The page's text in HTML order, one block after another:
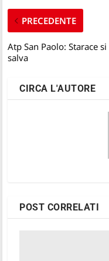
PRECEDENTE
Atp San Paolo: Starace si
salva
CIRCA L'AUTORE
POST CORRELATI